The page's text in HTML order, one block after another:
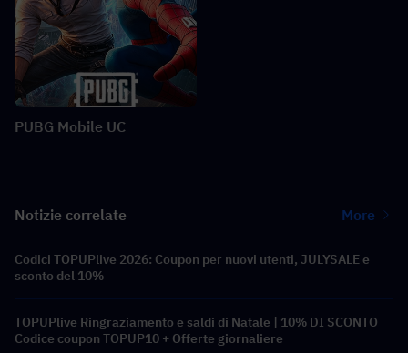
PUBG Mobile UC
Notizie correlate More
Codici TOPUPlive 2026: Coupon per nuovi utenti, JULYSALE e
sconto del 10%
TOPUPlive Ringraziamento e saldi di Natale | 10% DI SCONTO
Codice coupon TOPUP10 + Offerte giornaliere